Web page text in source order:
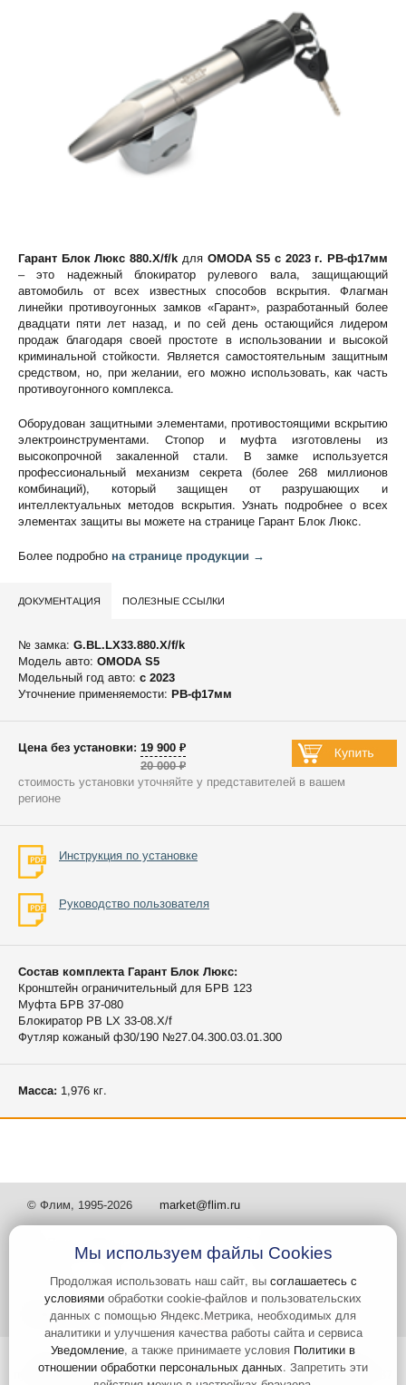
Гарант Блок Люкс 880.Х/f/k для OMODA S5 c 2023 г. РВ-ф17мм
– это надежный блокиратор рулевого вала, защищающий
автомобиль от всех известных способов вскрытия. Флагман
линейки противоугонных замков «Гарант», разработанный более
двадцати пяти лет назад, и по сей день остающийся лидером
продаж благодаря своей простоте в использовании и высокой
криминальной стойкости. Является самостоятельным защитным
средством, но, при желании, его можно использовать, как часть
противоугонного комплекса.
Оборудован защитными элементами, противостоящими вскрытию
электроинструментами. Стопор и муфта изготовлены из
высокопрочной закаленной стали. В замке используется
профессиональный механизм секрета (более 268 миллионов
комбинаций), который защищен от разрушающих и
интеллектуальных методов вскрытия. Узнать подробнее о всех
элементах защиты вы можете на странице Гарант Блок Люкс.
Более подробно на странице продукции →
ДОКУМЕНТАЦИЯ ПОЛЕЗНЫЕ ССЫЛКИ
№ замка: G.BL.LX33.880.X/f/k
Модель авто: OMODA S5
Модельный год авто: c 2023
Уточнение применяемости: РВ-ф17мм
Цена без установки: 19 900 ₽
20 000 ₽
стоимость установки уточняйте у представителей в вашем
регионе
Инструкция по установке
Руководство пользователя
Состав комплекта Гарант Блок Люкс:
Кронштейн ограничительный для БРВ 123
Муфта БРВ 37-080
Блокиратор РВ LX 33-08.X/f
Футляр кожаный ф30/190 №27.04.300.03.01.300
Масса: 1,976 кг.
© Флим, 1995-2026 market@flim.ru
Задать вопрос Контакты
Интернет-сайт носит информационный характер и не является
публичной офертой, которая определяется положениями статьи 437
Мы используем файлы Cookies
Продолжая использовать наш сайт, вы соглашаетесь с
условиями обработки cookie-файлов и пользовательских
данных с помощью Яндекс.Метрика, необходимых для
аналитики и улучшения качества работы сайта и сервиса
Уведомление, а также принимаете условия Политики в
отношении обработки персональных данных. Запретить эти